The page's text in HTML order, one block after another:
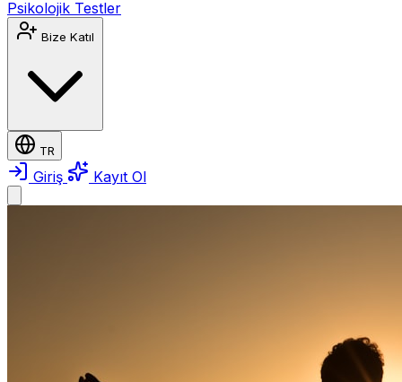
Psikolojik Testler
Bize Katıl
TR
Giriş Kayıt Ol